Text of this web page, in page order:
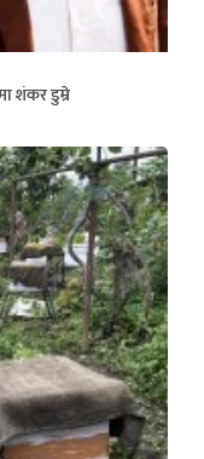
शंकर डुम्रे